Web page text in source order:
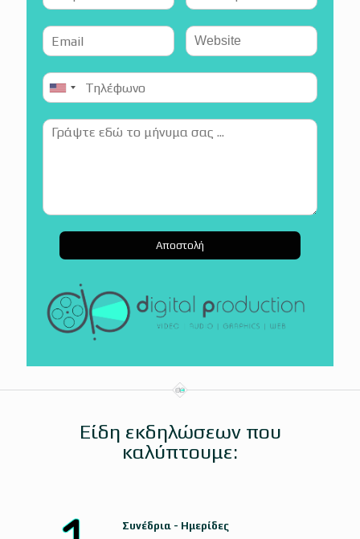
Αποστολή
Είδη εκδηλώσεων που
καλύπτουμε:
Συνέδρια - Ημερίδες